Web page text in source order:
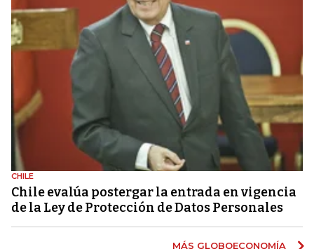
CHILE
Chile evalúa postergar la entrada en vigencia
de la Ley de Protección de Datos Personales
MÁS GLOBOECONOMÍA